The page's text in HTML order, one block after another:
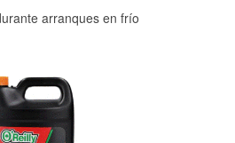
arranques en frío